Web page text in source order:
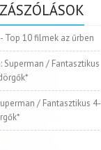
- Top 10 filmek az űrben
Superman / Fantasztikus
/ Fantasztikus 4-